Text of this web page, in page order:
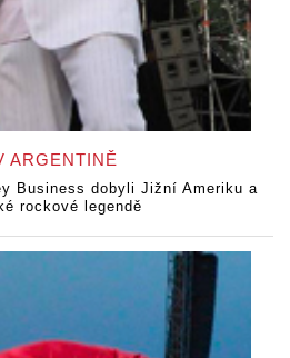
ARGENTINĚ
Business dobyli Jižní Ameriku a
rockové legendě